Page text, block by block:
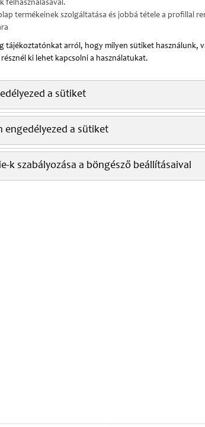
Hírek, újdonságok
felhasználásával.
termékeinek szolgáltatása és jobbá tétele a profillal
tájékoztatónkat arról, hogy milyen sütiket használunk,
ki lehet kapcsolni a használatukat.
a sütiket
engedélyezed a sütiket
k szabályozása a böngésző beállításaival